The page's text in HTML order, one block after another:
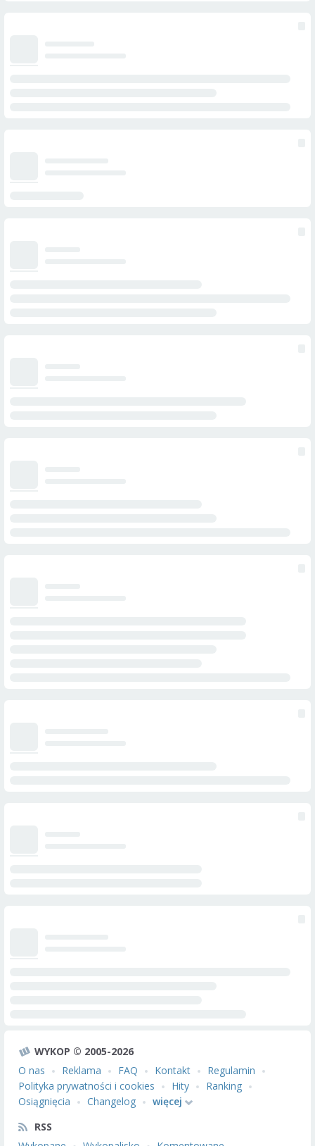
WYKOP © 2005-2026
O nas
Reklama FAQ Kontakt
Regulamin
Polityka prywatności i cookies
Hity
Ranking
Osiągnięcia
Changelog
więcej
RSS